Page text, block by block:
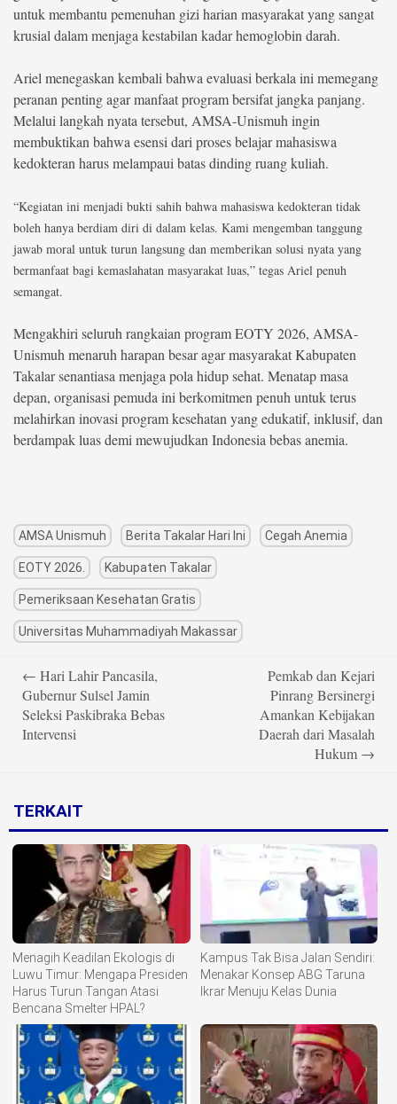
untuk membantu pemenuhan gizi harian masyarakat yang sangat
krusial dalam menjaga kestabilan kadar hemoglobin darah.
Ariel menegaskan kembali bahwa evaluasi berkala ini memegang
peranan penting agar manfaat program bersifat jangka panjang.
Melalui langkah nyata tersebut, AMSA-Unismuh ingin
membuktikan bahwa esensi dari proses belajar mahasiswa
kedokteran harus melampaui batas dinding ruang kuliah.
“Kegiatan ini menjadi bukti sahih bahwa mahasiswa kedokteran tidak
boleh hanya berdiam diri di dalam kelas. Kami mengemban tanggung
jawab moral untuk turun langsung dan memberikan solusi nyata yang
bermanfaat bagi kemaslahatan masyarakat luas,” tegas Ariel penuh
semangat.
Mengakhiri seluruh rangkaian program EOTY 2026, AMSA-
Unismuh menaruh harapan besar agar masyarakat Kabupaten
Takalar senantiasa menjaga pola hidup sehat. Menatap masa
depan, organisasi pemuda ini berkomitmen penuh untuk terus
melahirkan inovasi program kesehatan yang edukatif, inklusif, dan
berdampak luas demi mewujudkan Indonesia bebas anemia.
AMSA Unismuh Berita Takalar Hari Ini Cegah Anemia
EOTY 2026. Kabupaten Takalar
Pemeriksaan Kesehatan Gratis
Universitas Muhammadiyah Makassar
navigation
← Hari Lahir Pancasila,
Gubernur Sulsel Jamin
Seleksi Paskibraka Bebas
Intervensi
Pemkab dan Kejari
Pinrang Bersinergi
Amankan Kebijakan
Daerah dari Masalah
Hukum →
TERKAIT
Menagih Keadilan Ekologis di
Luwu Timur: Mengapa Presiden
Harus Turun Tangan Atasi
Bencana Smelter HPAL?
Kampus Tak Bisa Jalan Sendiri:
Menakar Konsep ABG Taruna
Ikrar Menuju Kelas Dunia